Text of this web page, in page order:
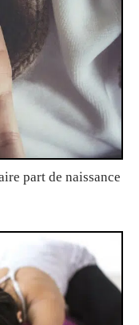
part de naissance